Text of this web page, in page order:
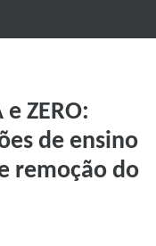
ZERO:
de ensino
remoção do